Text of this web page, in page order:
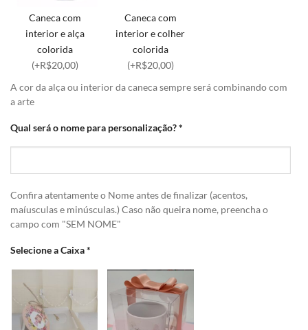
Caneca com
interior e alça
colorida
(+R$20,00)
Caneca com
interior e colher
colorida
(+R$20,00)
A cor da alça ou interior da caneca sempre será combinando com
a arte
Qual será o nome para personalização?*
Confira atentamente o Nome antes de finalizar (acentos,
maíusculas e minúsculas.) Caso não queira nome, preencha o
campo com "SEM NOME"
Selecione a Caixa*